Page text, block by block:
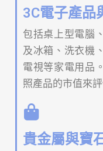
3C電子產品
包括桌上型電腦
及冰箱、洗衣機
電視等家電用品
照產品的市值來評
貴金屬與寶